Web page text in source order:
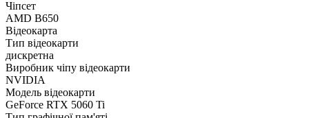
Чіпсет
AMD B650
Відеокарта
Тип відеокарти
дискретна
Виробник чіпу відеокарти
NVIDIA
Модель відеокарти
GeForce RTX 5060 Ti